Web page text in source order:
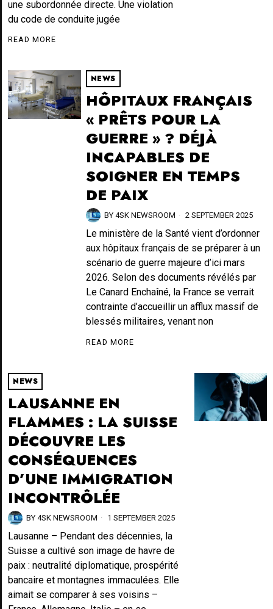
une subordonnée directe. Une violation
du code de conduite jugée
READ MORE
NEWS
HÔPITAUX FRANÇAIS
« PRÊTS POUR LA
GUERRE » ? DÉJÀ
INCAPABLES DE
SOIGNER EN TEMPS
DE PAIX
BY 4SK NEWSROOM 2 SEPTEMBER 2025
Le ministère de la Santé vient d’ordonner
aux hôpitaux français de se préparer à un
scénario de guerre majeure d’ici mars
2026. Selon des documents révélés par
Le Canard Enchaîné, la France se verrait
contrainte d’accueillir un afflux massif de
blessés militaires, venant non
READ MORE
NEWS
LAUSANNE EN
FLAMMES : LA SUISSE
DÉCOUVRE LES
CONSÉQUENCES
D’UNE IMMIGRATION
INCONTRÔLÉE
BY 4SK NEWSROOM 1 SEPTEMBER 2025
Lausanne – Pendant des décennies, la
Suisse a cultivé son image de havre de
paix : neutralité diplomatique, prospérité
bancaire et montagnes immaculées. Elle
aimait se comparer à ses voisins –